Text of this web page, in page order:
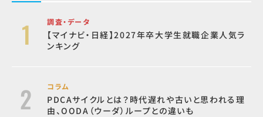
調査・データ
【マイナビ・日経】2027年卒大学生就職企業人気ラ
ンキング
コラム
PDCAサイクルとは？時代遅れや古いと思われる理
由、OODA（ウーダ）ループとの違いも